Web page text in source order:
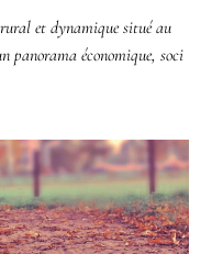
et dynamique situé au
panorama économique, soci